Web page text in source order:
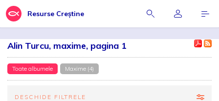
Resurse Creștine
Alin Turcu, maxime, pagina 1
Toate albumele Maxime (4)
DESCHIDE FILTRELE